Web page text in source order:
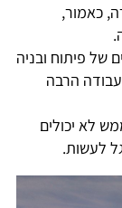
כאמור,
של פיתוח ובניה
הרבה
לא יכולים
לעשות.